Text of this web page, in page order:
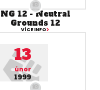
NG 12 - Neutral
Grounds 12
VÍCE INFO
13
únor
1999